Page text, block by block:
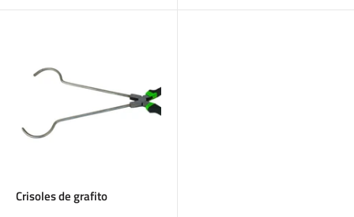
Crisoles de grafito